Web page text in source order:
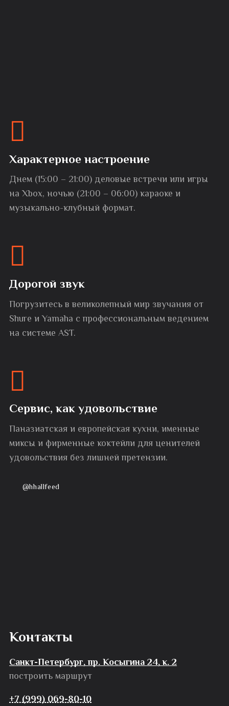
Характерное настроение
Днем (15:00 – 21:00) деловые встречи или игры
на Xbox, ночью (21:00 – 06:00) караоке и
музыкально-клубный формат.
Дорогой звук
Погрузитесь в великолепный мир звучания от
Shure и Yamaha с профессиональным ведением
на системе AST.
Сервис, как удовольствие
Паназиатская и европейская кухни, именные
миксы и фирменные коктейли для ценителей
удовольствия без лишней претензии.
@hhallfeed
Контакты
Санкт-Петербург, пр. Косыгина 24, к. 2
построить маршрут
+7 (999) 069-80-10